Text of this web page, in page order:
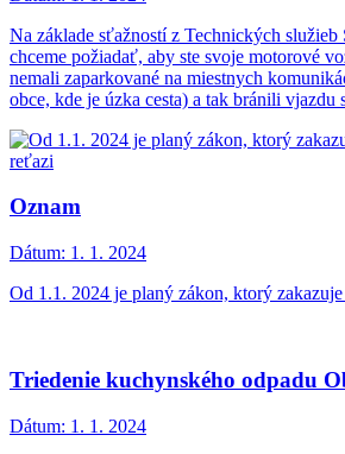
Na základe sťažností z Technických služieb
chceme požiadať, aby ste svoje motorové
nemali zaparkované na miestnych
obce, kde je úzka cesta) a tak bránili vjazdu
Oznam
Dátum: 1. 1. 2024
Od 1.1. 2024 je planý zákon, ktorý
Triedenie kuchynského odpadu
Dátum: 1. 1. 2024